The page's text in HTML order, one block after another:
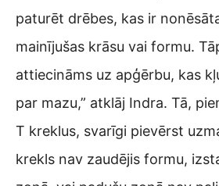
paturēt drēbes, kas ir
mainījušas krāsu vai formu.
attiecināms uz apģērbu, kas
par mazu,” atklāj Indra. Tā,
T kreklus, svarīgi pievērst
krekls nav zaudējis formu,